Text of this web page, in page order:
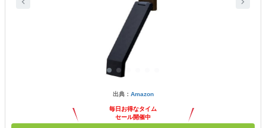
出典： Amazon
毎日お得なタイム
セール開催中